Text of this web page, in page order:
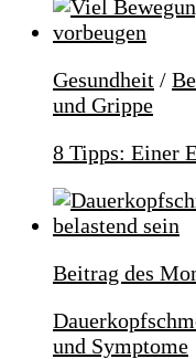
Gesundheit /
und Grippe
8 Tipps: Einer
Beitrag des
und Symptome